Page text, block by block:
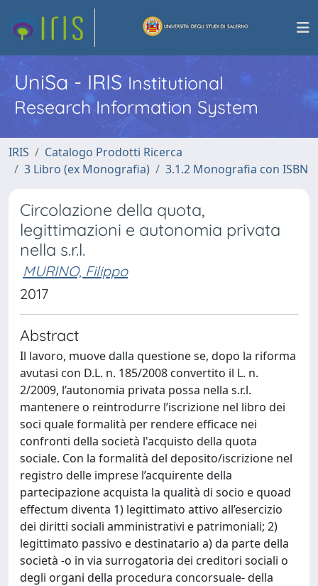
UniSa - IRISInstitutional
Research Information System
IRIS
Catalogo Prodotti Ricerca
3 Libro (ex Monografia)
3.1.2 Monografia con ISBN
Circolazione della quota,
legittimazioni e autonomia privata
nella s.r.l.
MURINO, Filippo
2017
Abstract
Il lavoro, muove dalla questione se, dopo la riforma
avutasi con D.L. n. 185/2008 convertito il L. n.
2/2009, l’autonomia privata possa nella s.r.l.
mantenere o reintrodurre l’iscrizione nel libro dei
soci quale formalità per rendere efficace nei
confronti della società l'acquisto della quota
sociale. Con la formalità del deposito/iscrizione nel
registro delle imprese l’acquirente della
partecipazione acquista la qualità di socio e quoad
effectum diventa 1) legittimato attivo all’esercizio
dei diritti sociali amministrativi e patrimoniali; 2)
legittimato passivo e destinatario a) da parte della
società -o in via surrogatoria dei creditori sociali o
degli organi della procedura concorsuale- della